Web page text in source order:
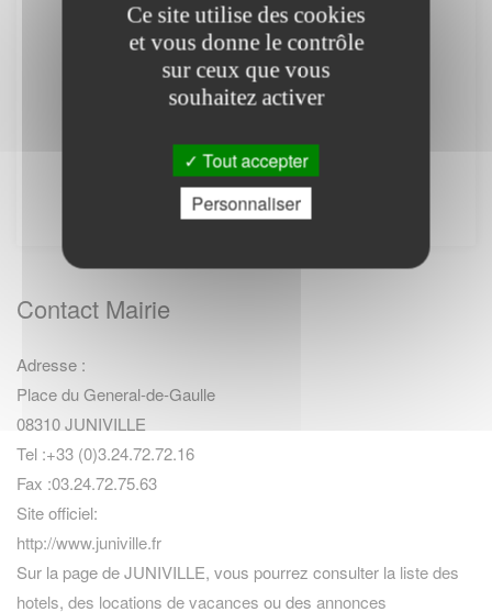
(*) : Attention des frais téléphoniques peuvent
être appliqués.
PS : Le site www.lescommunes.com n'a aucun
simplement de vous connecter à leur site
internet. Il ne fournit aucune prestation.
Contact Mairie
Adresse :
Place du General-de-Gaulle
08310 JUNIVILLE
Tel :+33 (0)3.24.72.72.16
Fax :03.24.72.75.63
Site officiel:
http://www.juniville.fr
Sur la page de JUNIVILLE, vous pourrez consulter la liste des
hotels, des locations de vacances ou des annonces
Ce site utilise des cookies
et vous donne le contrôle
sur ceux que vous
souhaitez activer
Tout accepter
Personnaliser